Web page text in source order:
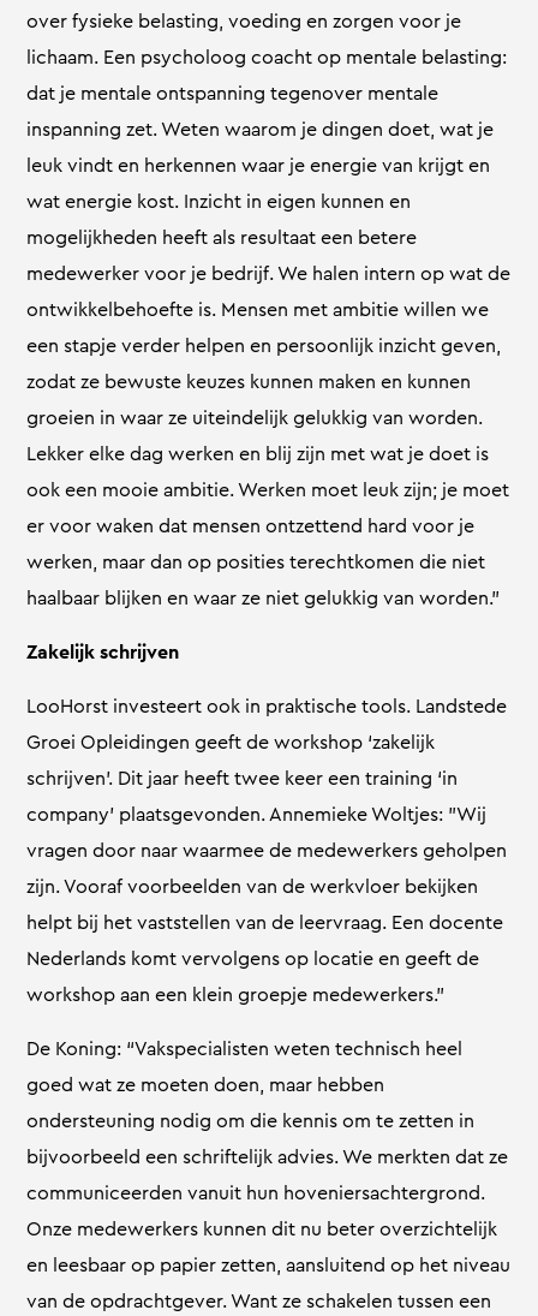
over fysieke belasting, voeding en zorgen voor je
lichaam. Een psycholoog coacht op mentale belasting:
dat je mentale ontspanning tegenover mentale
inspanning zet. Weten waarom je dingen doet, wat je
leuk vindt en herkennen waar je energie van krijgt en
wat energie kost. Inzicht in eigen kunnen en
mogelijkheden heeft als resultaat een betere
medewerker voor je bedrijf. We halen intern op wat de
ontwikkelbehoefte is. Mensen met ambitie willen we
een stapje verder helpen en persoonlijk inzicht geven,
zodat ze bewuste keuzes kunnen maken en kunnen
groeien in waar ze uiteindelijk gelukkig van worden.
Lekker elke dag werken en blij zijn met wat je doet is
ook een mooie ambitie. Werken moet leuk zijn; je moet
er voor waken dat mensen ontzettend hard voor je
werken, maar dan op posities terechtkomen die niet
haalbaar blijken en waar ze niet gelukkig van worden.”
Zakelijk schrijven
LooHorst investeert ook in praktische tools. Landstede
Groei Opleidingen geeft de workshop ‘zakelijk
schrijven’. Dit jaar heeft twee keer een training ‘in
company’ plaatsgevonden. Annemieke Woltjes: ”Wij
vragen door naar waarmee de medewerkers geholpen
zijn. Vooraf voorbeelden van de werkvloer bekijken
helpt bij het vaststellen van de leervraag. Een docente
Nederlands komt vervolgens op locatie en geeft de
workshop aan een klein groepje medewerkers.”
De Koning: “Vakspecialisten weten technisch heel
goed wat ze moeten doen, maar hebben
ondersteuning nodig om die kennis om te zetten in
bijvoorbeeld een schriftelijk advies. We merkten dat ze
communiceerden vanuit hun hoveniersachtergrond.
Onze medewerkers kunnen dit nu beter overzichtelijk
en leesbaar op papier zetten, aansluitend op het niveau
van de opdrachtgever. Want ze schakelen tussen een